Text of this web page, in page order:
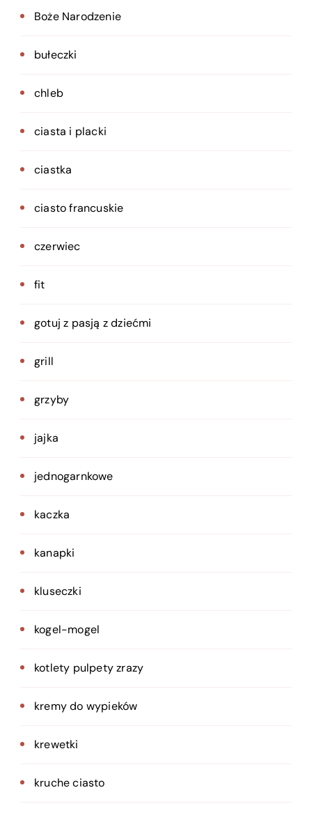
Boże Narodzenie
bułeczki
chleb
ciasta i placki
ciastka
ciasto francuskie
czerwiec
fit
gotuj z pasją z dziećmi
grill
grzyby
jajka
jednogarnkowe
kaczka
kanapki
kluseczki
kogel-mogel
kotlety pulpety zrazy
kremy do wypieków
krewetki
kruche ciasto